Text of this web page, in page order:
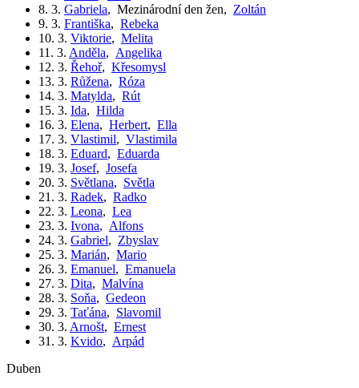
8. 3. Gabriela, Mezinárodní den žen, Zoltán
9. 3. Františka, Rebeka
10. 3. Viktorie, Melita
11. 3. Anděla, Angelika
12. 3. Řehoř, Křesomysl
13. 3. Růžena, Róza
14. 3. Matylda, Rút
15. 3. Ida, Hilda
16. 3. Elena, Herbert, Ella
17. 3. Vlastimil, Vlastimila
18. 3. Eduard, Eduarda
19. 3. Josef, Josefa
20. 3. Světlana, Světla
21. 3. Radek, Radko
22. 3. Leona, Lea
23. 3. Ivona, Alfons
24. 3. Gabriel, Zbyslav
25. 3. Marián, Mario
26. 3. Emanuel, Emanuela
27. 3. Dita, Malvína
28. 3. Soňa, Gedeon
29. 3. Taťána, Slavomil
30. 3. Arnošt, Ernest
31. 3. Kvido, Arpád
duben